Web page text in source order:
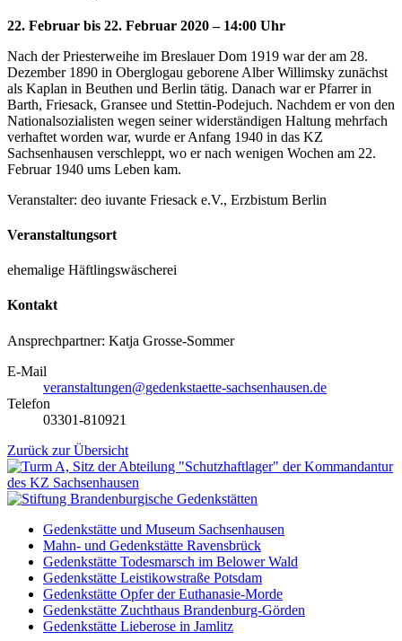
22. Februar bis 22. Februar 2020 – 14:00 Uhr
Nach der Priesterweihe im Breslauer Dom 1919 war der am 28.
Dezember 1890 in Oberglogau geborene Alber Willimsky zunächst
als Kaplan in Beuthen und Berlin tätig. Danach war er Pfarrer in
Barth, Friesack, Gransee und Stettin-Podejuch. Nachdem er von den
Nationalsozialisten wegen seiner widerständigen Haltung mehrfach
verhaftet worden war, wurde er Anfang 1940 in das KZ
Sachsenhausen verschleppt, wo er nach wenigen Wochen am 22.
Februar 1940 ums Leben kam.
Veranstalter: deo iuvante Friesack e.V., Erzbistum Berlin
Veranstaltungsort
ehemalige Häftlingswäscherei
Kontakt
Ansprechpartner: Katja Grosse-Sommer
E-Mail
veranstaltungen@gedenkstaette-sachsenhausen.de
Telefon
03301-810921
Zurück zur Übersicht
Gedenkstätte und Museum Sachsenhausen
Mahn- und Gedenkstätte Ravensbrück
Gedenkstätte Todesmarsch im Belower Wald
Gedenkstätte Leistikowstraße Potsdam
Gedenkstätte Opfer der Euthanasie-Morde
Gedenkstätte Zuchthaus Brandenburg-Görden
Gedenkstätte Lieberose in Jamlitz